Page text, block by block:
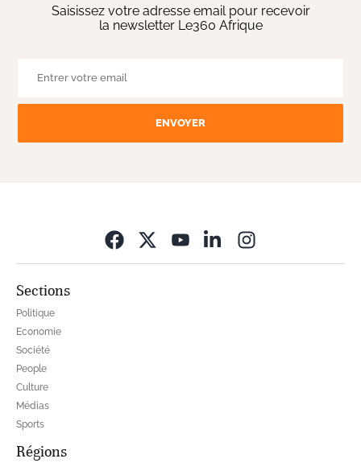
Saisissez votre adresse email pour recevoir
la newsletter Le360 Afrique
ENVOYER
Sections
Politique
Economie
Société
People
Culture
Médias
Sports
Régions